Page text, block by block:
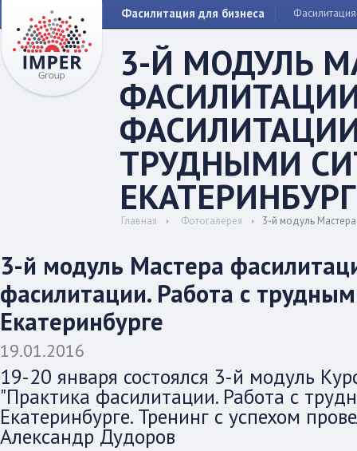
Фасилитация для бизнеса Фасилитация
3-Й МОДУЛЬ
ТРУДНЫМИ
Главная Фотогалерея 3-й модуль Мастера
3-й модуль Мастера
фасилитации. Работа с
Екатеринбурге
19.01.2016
19-20 января состоялся 3-й модуль
"Практика фасилитации. Работа с
Екатеринбурге. Тренинг с успехом
Александр Дудоров